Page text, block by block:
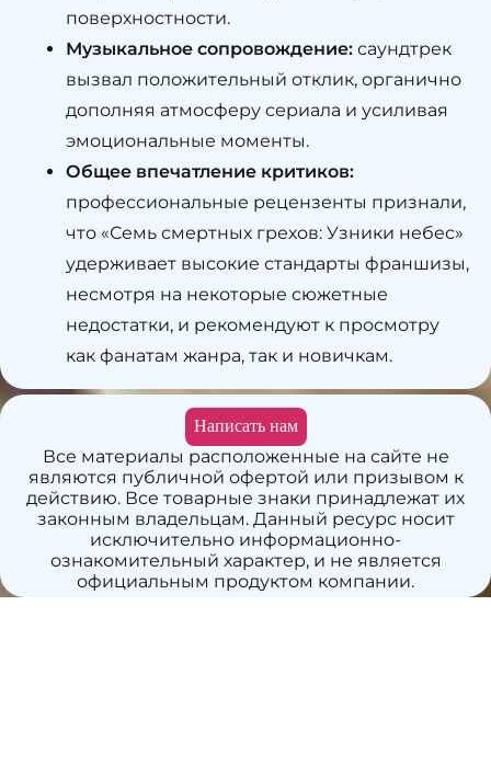
поверхностности.
Музыкальное сопровождение: саундтрек
вызвал положительный отклик, органично
дополняя атмосферу сериала и усиливая
эмоциональные моменты.
Общее впечатление критиков:
профессиональные рецензенты признали,
что «Семь смертных грехов: Узники небес»
удерживает высокие стандарты франшизы,
несмотря на некоторые сюжетные
недостатки, и рекомендуют к просмотру
как фанатам жанра, так и новичкам.
Все материалы расположенные на сайте не
являются публичной офертой или призывом к
действию. Все товарные знаки принадлежат их
законным владельцам. Данный ресурс носит
исключительно информационно-
ознакомительный характер, и не является
официальным продуктом компании.
Написать нам